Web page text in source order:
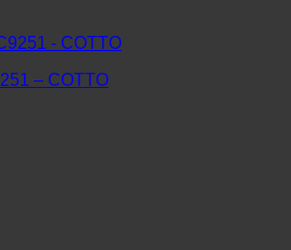
– COTTO